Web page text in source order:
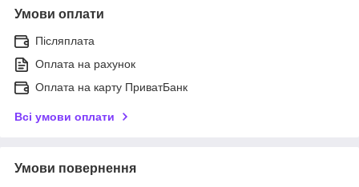
Умови оплати
Післяплата
Оплата на рахунок
Оплата на карту ПриватБанк
Всі умови оплати
Умови повернення